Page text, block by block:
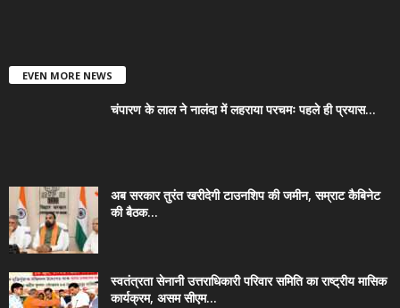
EVEN MORE NEWS
चंपारण के लाल ने नालंदा में लहराया परचमः पहले ही प्रयास...
अब सरकार तुरंत खरीदेगी टाउनशिप की जमीन, सम्राट कैबिनेट
की बैठक...
स्वतंत्रता सेनानी उत्तराधिकारी परिवार समिति का राष्ट्रीय मासिक
कार्यक्रम, असम सीएम...